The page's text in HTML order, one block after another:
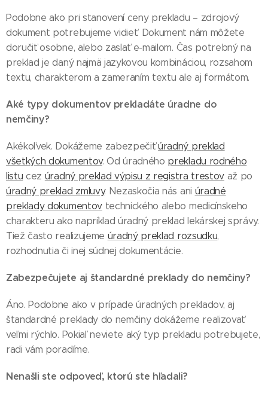
Podobne ako pri stanovení ceny prekladu – zdrojový
dokument potrebujeme vidieť. Dokument nám môžete
doručiť osobne, alebo zaslať e-mailom. Čas potrebný na
preklad je daný najmä jazykovou kombináciou, rozsahom
textu, charakterom a zameraním textu ale aj formátom.
Aké typy dokumentov prekladáte úradne do
nemčiny?
Akékoľvek. Dokážeme zabezpečiťúradný preklad
všetkých dokumentov. Od úradného prekladu rodného
listu cez úradný preklad výpisu z registra trestov až po
úradný preklad zmluvy. Nezaskočia nás ani úradné
preklady dokumentovtechnického alebo medicínskeho
charakteru ako napríklad úradný preklad lekárskej správy.
Tiež často realizujeme úradný preklad rozsudku,
rozhodnutia či inej súdnej dokumentácie.
Zabezpečujete aj štandardné preklady do nemčiny?
Áno. Podobne ako v prípade úradných prekladov, aj
štandardné preklady do nemčiny dokážeme realizovať
veľmi rýchlo. Pokiaľ neviete aký typ prekladu potrebujete,
radi vám poradíme.
Nenašli ste odpoveď, ktorú ste hľadali?